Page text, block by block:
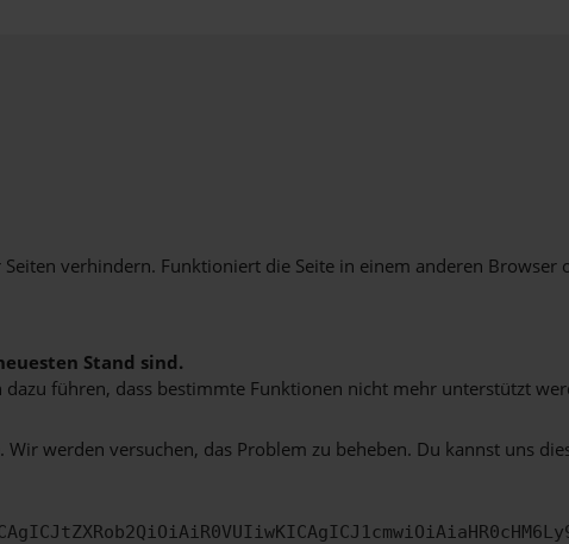
verhindern. Funktioniert die Seite in einem anderen Browser
Stand sind.
führen, dass bestimmte Funktionen nicht mehr unterstützt
werden versuchen, das Problem zu beheben. Du kannst uns